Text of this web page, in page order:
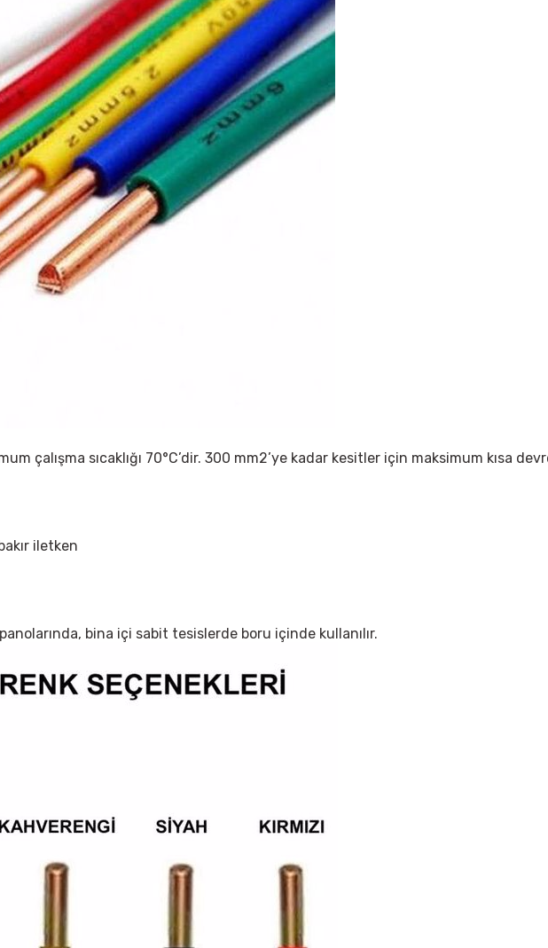
çalışma sıcaklığı 70°C’dir. 300 mm2’ye kadar kesitler için maksimum kısa
iletken
bina içi sabit tesislerde boru içinde kullanılır.